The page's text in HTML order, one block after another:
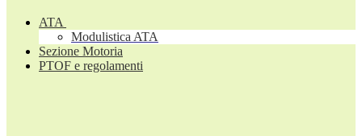
ATA
Modulistica ATA
Sezione Motoria
PTOF e regolamenti